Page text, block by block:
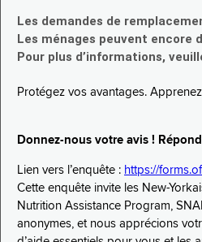
Les demandes de
Les ménages peuvent encore
Pour plus d’informations,
Protégez vos avantages.
Donnez-nous votre avis !
Lien vers l’enquête : https://
Cette enquête invite les New-
Nutrition Assistance Program,
anonymes, et nous apprécions